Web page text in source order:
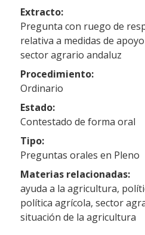
Extracto:
Pregunta con ruego de
relativa a medidas de
sector agrario andaluz
Procedimiento:
Ordinario
Estado:
Contestado de forma oral
Tipo:
Preguntas orales en Pleno
Materias relacionadas:
ayuda a la agricultura,
política agrícola, sector
situación de la agricultura